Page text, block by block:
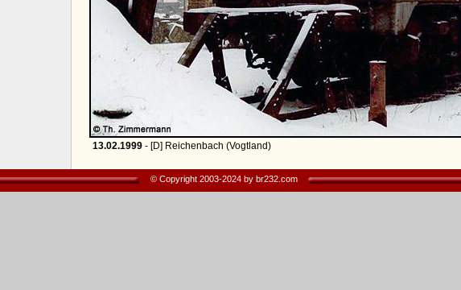
13.02.1999 - [D] Reichenbach (Vogtland)
© Copyright 2003-2024 by br232.com